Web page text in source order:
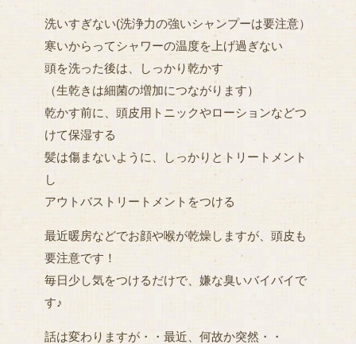
洗いすぎない(洗浄力の強いシャンプーは要注意）
寒いからってシャワーの温度を上げ過ぎない
頭を洗った後は、しっかり乾かす
（生乾きは細菌の増加につながります）
乾かす前に、頭皮用トニックやローションなどつ
けて保湿する
髪は傷まないように、しっかりとトリートメント
し
アウトバストリートメントをつける
最近暖房などでお顔や喉が乾燥しますが、頭皮も
要注意です！
毎日少し気をつけるだけで、嫌な臭いバイバイで
す♪
話は変わりますが・・最近、何故か突然・・